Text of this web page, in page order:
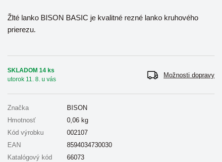
Žlté lanko BISON BASIC je kvalitné rezné lanko kruhového
prierezu.
SKLADOM 14 ks
utorok 11. 8. u vás
Možnosti dopravy
Značka
BISON
Hmotnosť
0,06 kg
Kód výrobku
002107
EAN
8594034730030
Katalógový kód
66073